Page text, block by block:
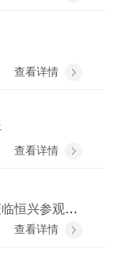
查看详情
查看详情
兴参观交流
查看详情